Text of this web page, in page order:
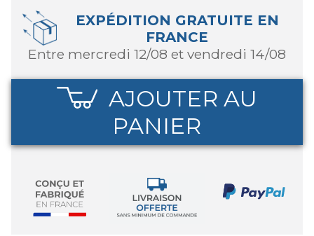
EXPÉDITION GRATUITE EN
FRANCE
entre mercredi 12/08 et vendredi 14/08
AJOUTER AU
PANIER